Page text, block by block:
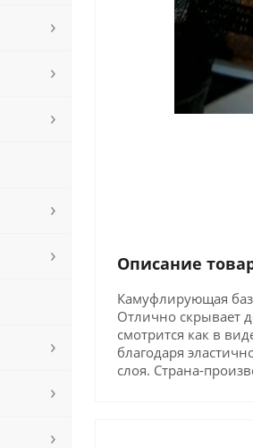
Описание
Камуфлирующая
Отлично скрывает
смотрится как в
благодаря
слоя. Страна-